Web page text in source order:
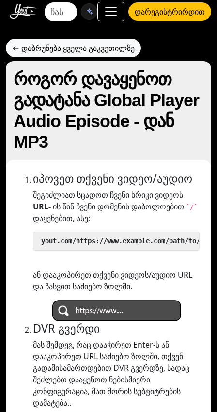
დარეგისტრირდით
← დაბრუნება ყველა გაკვეთილზე
როგორ დავაყენოთ
გადატანა Global Player
Audio Episode - დან
MP3
იპოვეთ თქვენი ვიდეო/აუდიო
შეგიძლიათ სცადოთ ჩვენი ხრიკი ვიდეოს
URL-ის წინ ჩვენი დომენის დაბოლოებით `/`
დაყენებით, ასე:
yout.com/https://www.example.com/path/to/
ან დააკოპირეთ თქვენი ვიდეოს/აუდიო URL
და ჩასვით საძიებო ზოლში.
DVR გვერდი
მას შემდეგ, რაც დააჭირეთ Enter-ს ან
დააკოპირეთ URL საძიებო ზოლში, თქვენ
გადამისამართდებით DVR გვერდზე, სადაც
შეძლებთ დააყენოთ ნებისმიერი
კონფიგურაცია, მათ შორის სუბტიტრების
დამატება..